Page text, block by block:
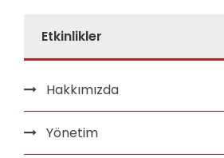
Etkinlikler
Hakkımızda
Yönetim